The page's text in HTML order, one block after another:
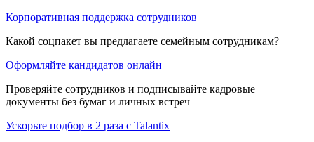
Корпоративная поддержка сотрудников
Какой соцпакет вы предлагаете семейным сотрудникам?
Оформляйте кандидатов онлайн
Проверяйте сотрудников и подписывайте кадровые
документы без бумаг и личных встреч
Ускорьте подбор в 2 раза с Talantix